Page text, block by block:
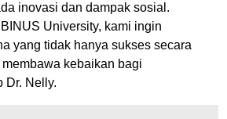
inovasi dan dampak sosial.
University, kami ingin
yang tidak hanya sukses secara
kebaikan bagi
Dr. Nelly.